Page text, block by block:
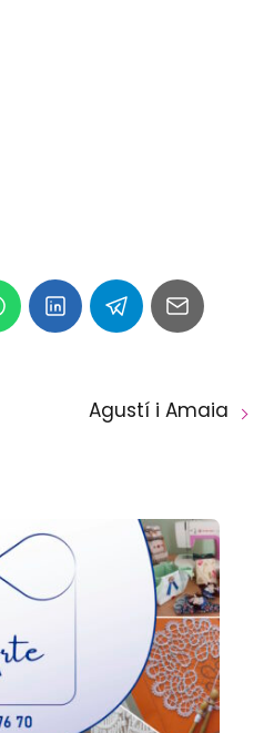
Agustí i Amaia